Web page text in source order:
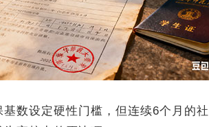
设定硬性门槛，但连续6个月的